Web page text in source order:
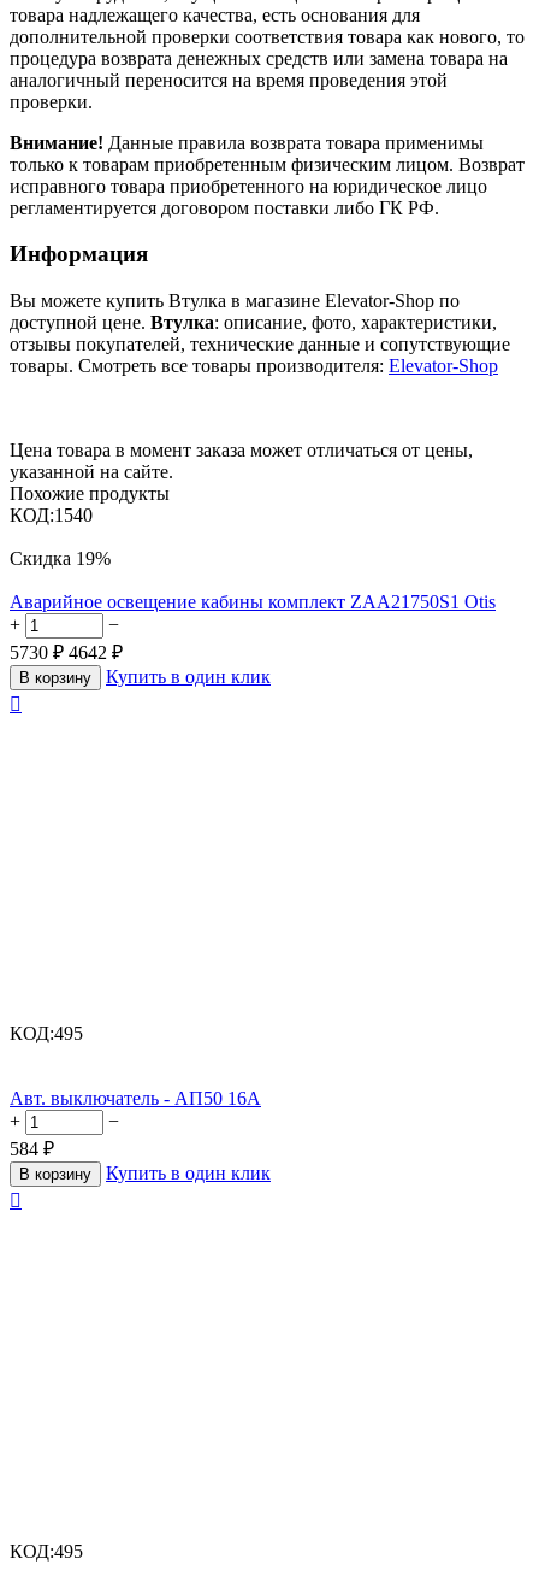
товара надлежащего качества, есть основания для
дополнительной проверки соответствия товара как нового, то
процедура возврата денежных средств или замена товара на
аналогичный переносится на время проведения этой
проверки.
Внимание! Данные правила возврата товара применимы
только к товарам приобретенным физическим лицом. Возврат
исправного товара приобретенного на юридическое лицо
регламентируется договором поставки либо ГК РФ.
Информация
Вы можете купить Втулка в магазине Elevator-Shop по
доступной цене. Втулка: описание, фото, характеристики,
отзывы покупателей, технические данные и сопутствующие
товары. Смотреть все товары производителя: Elevator-Shop
Цена товара в момент заказа может отличаться от цены,
указанной на сайте.
Похожие продукты
КОД:1540
Скидка 19%
Аварийное освещение кабины комплект ZAA21750S1 Otis
+
−
5730 ₽ 4642 ₽
В корзину
Купить в один клик

КОД:495
Авт. выключатель - АП50 16А
+
−
584 ₽
В корзину
Купить в один клик

КОД:495